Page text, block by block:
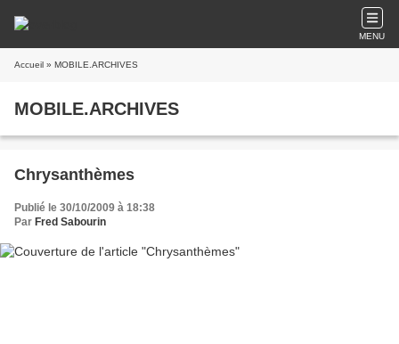
MENU
Accueil » MOBILE.ARCHIVES
MOBILE.ARCHIVES
Chrysanthèmes
Publié le 30/10/2009 à 18:38
Par Fred Sabourin